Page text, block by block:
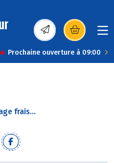
(s’ouvre dans une
Prochaine ouverture à 09:00
frais...